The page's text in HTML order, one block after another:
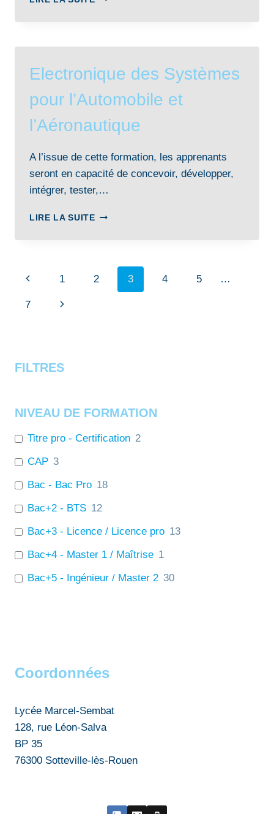
–
MATÉRIAUX
L’ÉNERGIE
MATÉRIAUX
STRUCTURE
Electronique des Systèmes
pour l’Automobile et
l’Aéronautique
A l’issue de cette formation, les apprenants
seront en capacité de concevoir, développer,
intégrer, tester,…
LIRE LA SUITEELECTRONIQUE
L’AUTOMOBILE
ET
L’AÉRONAUTIQUE
Navigation
de
Page
précédente
1 2 3 4 5 …
7
Page
FILTRES
NIVEAU DE FORMATION
Titre pro - Certification 2
CAP 3
Bac - Bac Pro 18
Bac+2 - BTS 12
Bac+3 - Licence / Licence pro 13
Bac+4 - Master 1 / Maîtrise 1
Bac+5 - Ingénieur / Master 2 30
Coordonnées
Lycée Marcel-Sembat
128, rue Léon-Salva
BP 35
76300 Sotteville-lès-Rouen